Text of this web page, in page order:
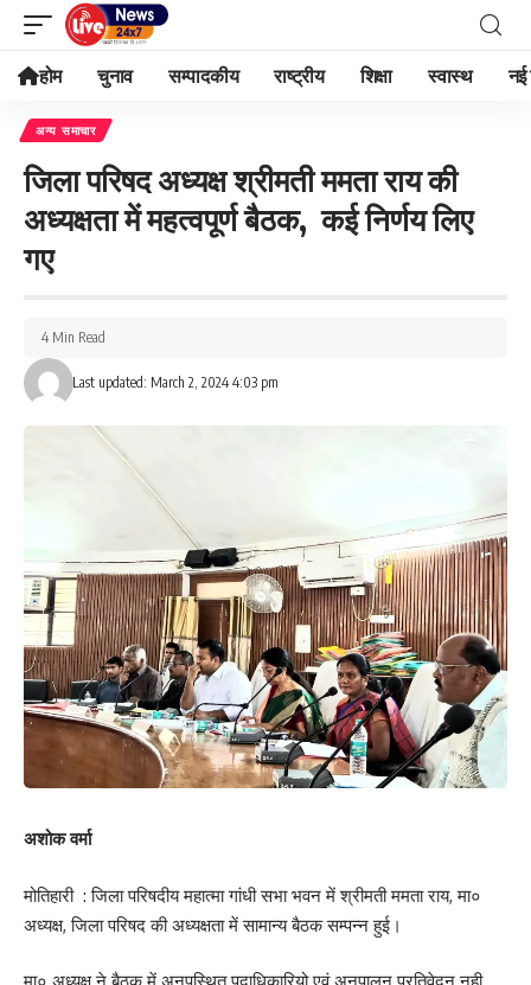
होम चुनाव सम्पादकीय राष्ट्रीय शिक्षा स्वास्थ नई
अन्य समाचार
जिला परिषद अध्यक्ष श्रीमती ममता राय की
अध्यक्षता में महत्वपूर्ण बैठक, कई निर्णय लिए
गए
Last updated: March 2, 2024 4:03 pm
4 Min Read
अशोक वर्मा
मोतिहारी : जिला परिषदीय महात्मा गांधी सभा भवन में श्रीमती ममता राय, मा०
अध्यक्ष, जिला परिषद की अध्यक्षता में सामान्य बैठक सम्पन्न हुई।